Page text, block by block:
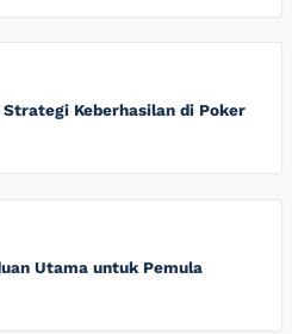
Keberhasilan di Poker
Utama untuk Pemula